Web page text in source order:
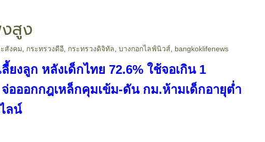
สูง
สังคม กระทรวงดีอี กระทรวงดิจิทัล ,บางกอกไลฟ์นิวส์ bangkoklifenews
ยงลูก หลังเด็กไทย 72.6% ใช้จอเกิน 1
อออกกฎเหล็กคุมเข้ม-ดัน กม.ห้ามเด็กอายุต่ำ
ลน์